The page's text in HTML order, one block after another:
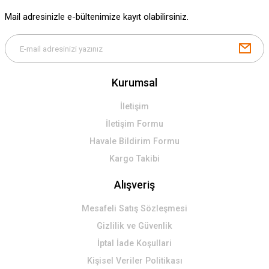
Gönder
Mail adresinizle e-bültenimize kayıt olabilirsiniz.
Kurumsal
İletişim
İletişim Formu
Havale Bildirim Formu
Kargo Takibi
Alışveriş
Mesafeli Satış Sözleşmesi
Gizlilik ve Güvenlik
İptal İade Koşullari
Kişisel Veriler Politikası